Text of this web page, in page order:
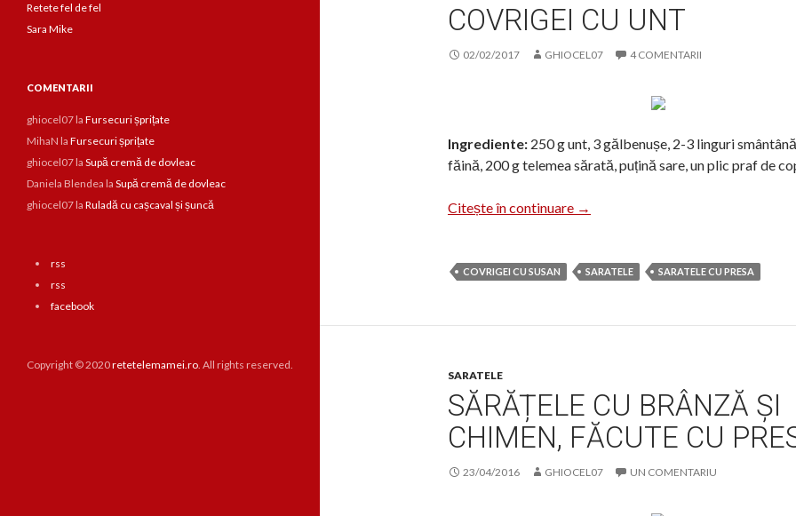
COVRIGEI CU UNT
02/02/2017 GHIOCEL07 4 COMENTARII
Ingrediente: 250 g unt, 3 gălbenușe, 2-3 linguri
făină, 200 g telemea sărată, puțină sare, un plic praf de
Citește în continuare Covrigei cu unt
→
COVRIGEI CU SUSAN SARATELE SARATELE CU PRESA
SARATELE
SĂRĂȚELE CU BRÂNZĂ ȘI
CHIMEN, FĂCUTE CU
23/04/2016 GHIOCEL07 UN COMENTARIU
Retete fel de fel
Sara Mike
COMENTARII
ghiocel07la Fursecuri șprițate
MihaN la Fursecuri șprițate
ghiocel07la Supă cremă de dovleac
Daniela Blendea la Supă cremă de dovleac
ghiocel07la Ruladă cu cașcaval și șuncă
rss
rss
facebook
Copyright © 2020retetelemamei.ro. All rights reserved.